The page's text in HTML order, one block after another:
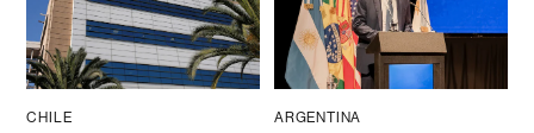
CHILE ARGENTINA